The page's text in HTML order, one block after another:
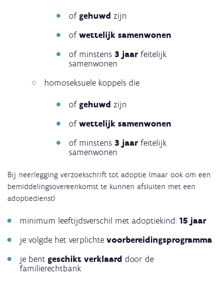
of gehuwd zijn
ofwettelijk samenwonen
of minstens 3 jaar feitelijk
samenwonen
homoseksuele koppels die
of gehuwd zijn
ofwettelijk samenwonen
of minstens 3 jaar feitelijk
samenwonen
Bij neerlegging verzoekschrift tot adoptie (maar ook om een
bemiddelingsovereenkomst te kunnen afsluiten met een
adoptiedienst)
minimum leeftijdsverschil met adoptiekind: 15 jaar
je volgde het verplichte voorbereidingsprogramma
je bent geschikt verklaard door de
familierechtbank